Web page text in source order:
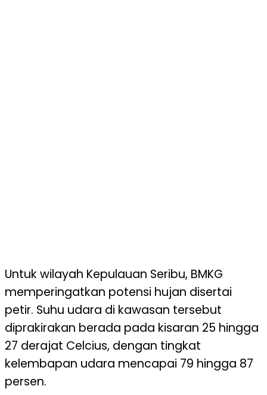
Untuk wilayah Kepulauan Seribu, BMKG
memperingatkan potensi hujan disertai
petir. Suhu udara di kawasan tersebut
diprakirakan berada pada kisaran 25 hingga
27 derajat Celcius, dengan tingkat
kelembapan udara mencapai 79 hingga 87
persen.